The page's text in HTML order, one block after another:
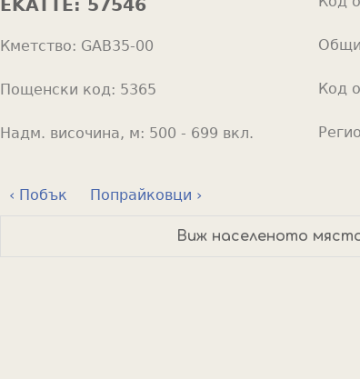
EKATTE: 57546
Кметство: GAB35-00
Пощенски код: 5365
Надм. височина, м: 500 - 699 вкл.
Код
‹ Побък Попрайковци ›
Виж населеното